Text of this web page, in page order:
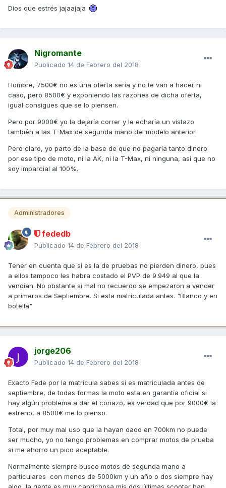
Dios que estrés jajaajaja
Nigromante
Publicado 14 de Febrero del 2018
Hombre, 7500€ no es una oferta sería y no te van a hacer ni
caso, pero 8500€ y exponiendo las razones de dicha oferta,
igual consigues que se lo piensen.
Pero por 9000€ yo la dejaría correr y le echaría un vistazo
también a las T-Max de segunda mano del modelo anterior.
Pero claro, yo parto de la base de que no pagaría tanto dinero
por ese tipo de moto, ni la AK, ni la T-Max, ni ninguna, así que no
soy imparcial al 100%.
Administradores
fededb
Publicado 14 de Febrero del 2018
Tener en cuenta que si es la de pruebas no pierden dinero, pues
a ellos tampoco les habra costado el PVP de 9.949 al que la
vendían. No obstante si mal no recuerdo se empezaron a vender
a primeros de Septiembre. Si esta matriculada antes. "Blanco y en
botella"
jorge206
Publicado 14 de Febrero del 2018
Exacto Fede por la matricula sabes si es matriculada antes de
septiembre, de todas formas la moto esta en garantía oficial si
hay algún problema a dar el coñazo, es verdad que por 9000€ la
estreno, a 8500€ me lo pienso.
Total, por muy mal uso que la hayan dado en 700km no puede
ser mucho, yo no tengo problemas en comprar motos de prueba
si me ahorro un pico aceptable.
Normalmente siempre busco motos de segunda mano a
particulares con menos de 5000km y un año o dos siempre hay